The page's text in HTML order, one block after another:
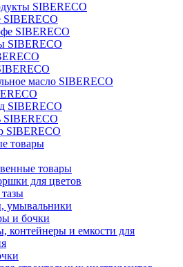
SIBERECO
SIBERECO
SIBERECO
SIBERECO
масло SIBERECO
SIBERECO
SIBERECO
SIBERECO
товары
товары
для цветов
умывальники
и бочки
контейнеры и емкости для